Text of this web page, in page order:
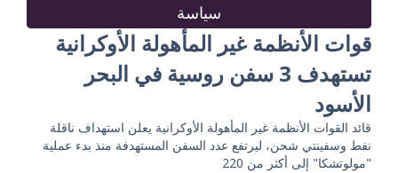
سياسة
قوات الأنظمة غير المأهولة الأوكرانية
تستهدف 3 سفن روسية في البحر
الأسود
قائد القوات الأنظمة غير المأهولة الأوكرانية يعلن استهداف ناقلة
نفط وسفينتي شحن، ليرتفع عدد السفن المستهدفة منذ بدء عملية
"مولوتشكا" إلى أكثر من 220